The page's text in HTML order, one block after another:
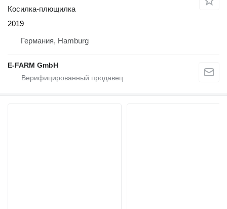
Косилка-плющилка
2019
Германия, Hamburg
E-FARM GmbH